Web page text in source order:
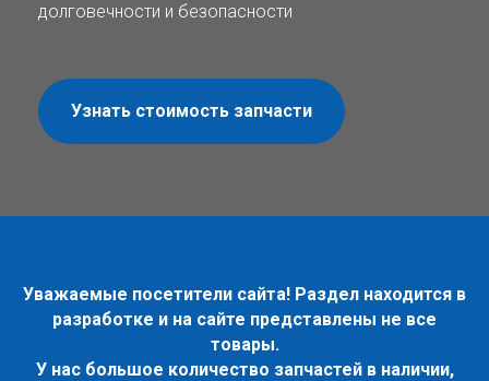
долговечности и безопасности
Узнать стоимость запчасти
Уважаемые посетители сайта! Раздел находится в
разработке и на сайте представлены не все
товары.
У нас большое количество запчастей в наличии,